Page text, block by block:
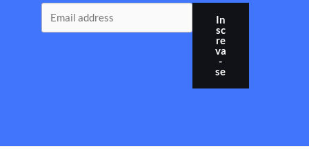
In
sc
re
va
-
se